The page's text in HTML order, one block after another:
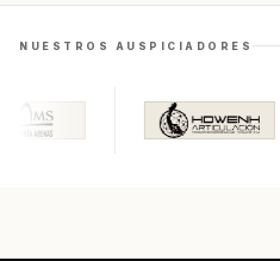
NUESTROS AUSPICIADORES